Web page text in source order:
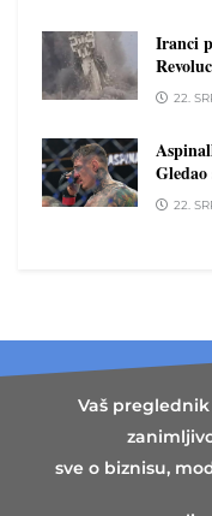
Iranci
22.
22.
Vaš
sve o biznisu,